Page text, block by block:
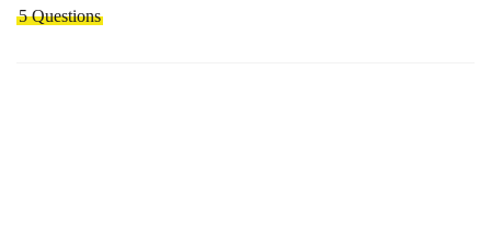
5 Questions